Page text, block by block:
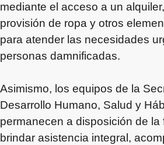
mediante el acceso a un
provisión de ropa y otros
para atender las necesidades
personas damnificadas.
Asimismo, los equipos de la
Desarrollo Humano, Salud y
permanecen a disposición de la
brindar asistencia integral,